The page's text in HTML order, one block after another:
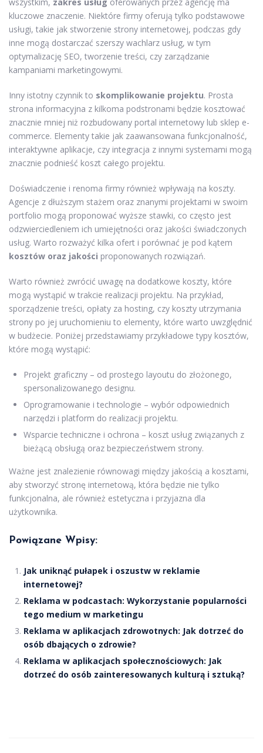
kluczowe znaczenie. Niektóre firmy oferują tylko podstawowe
usługi, takie jak stworzenie strony internetowej, podczas gdy
inne mogą dostarczać szerszy wachlarz usług, w tym
optymalizację SEO, tworzenie treści, czy zarządzanie
kampaniami marketingowymi.
Inny istotny czynnik to skomplikowanie projektu. Prosta
strona informacyjna z kilkoma podstronami będzie kosztować
znacznie mniej niż rozbudowany portal internetowy lub sklep e-
commerce. Elementy takie jak zaawansowana funkcjonalność,
interaktywne aplikacje, czy integracja z innymi systemami mogą
znacznie podnieść koszt całego projektu.
Doświadczenie i renoma firmy również wpływają na koszty.
Agencje z dłuższym stażem oraz znanymi projektami w swoim
portfolio mogą proponować wyższe stawki, co często jest
odzwierciedleniem ich umiejętności oraz jakości świadczonych
usług. Warto rozważyć kilka ofert i porównać je pod kątem
kosztów oraz jakości proponowanych rozwiązań.
Warto również zwrócić uwagę na dodatkowe koszty, które
mogą wystąpić w trakcie realizacji projektu. Na przykład,
sporządzenie treści, opłaty za hosting, czy koszty utrzymania
strony po jej uruchomieniu to elementy, które warto uwzględnić
w budżecie. Poniżej przedstawiamy przykładowe typy kosztów,
które mogą wystąpić:
Projekt graficzny – od prostego layoutu do złożonego,
spersonalizowanego designu.
Oprogramowanie i technologie – wybór odpowiednich
narzędzi i platform do realizacji projektu.
Wsparcie techniczne i ochrona – koszt usług związanych z
bieżącą obsługą oraz bezpieczeństwem strony.
Ważne jest znalezienie równowagi między jakością a kosztami,
aby stworzyć stronę internetową, która będzie nie tylko
funkcjonalna, ale również estetyczna i przyjazna dla
użytkownika.
Powiązane Wpisy:
Jak uniknąć pułapek i oszustw w reklamie
internetowej?
Reklama w podcastach: Wykorzystanie popularności
tego medium w marketingu
Reklama w aplikacjach zdrowotnych: Jak dotrzeć do
osób dbających o zdrowie?
Reklama w aplikacjach społecznościowych: Jak
dotrzeć do osób zainteresowanych kulturą i sztuką?